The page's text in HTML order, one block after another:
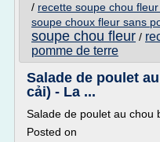
/ recette soupe chou
soupe choux fleur sans
soupe chou fleur /
pomme de terre
Salade de poulet
cải) - La ...
Salade de poulet au chou
Posted on